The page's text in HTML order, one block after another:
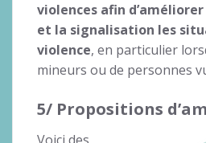
violences afin
et la signalisation les
violence, en particulier
mineurs ou de personnes
5/ Propositions